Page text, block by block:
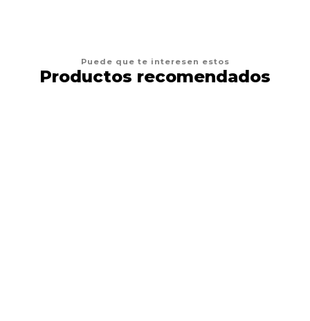
Puede que te interesen estos
Productos recomendados